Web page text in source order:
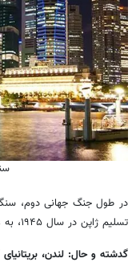
تسلیم ژاپن در سال ۱۹۴۵، به عنوان مستعمره سلطنتی به کنترل بریتانیا بازگشت.
گدشته و حال: لندن، بریتانیای